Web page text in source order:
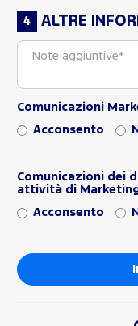
ALTRE
Comunicazioni
Acconsento
Comunicazioni dei
attività di
Acconsento